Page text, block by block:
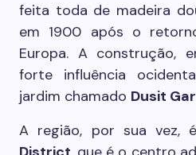
feita toda de madeira
em 1900 após o
Europa. A construção,
forte influência
jardim chamado Dusit
A região, por sua vez,